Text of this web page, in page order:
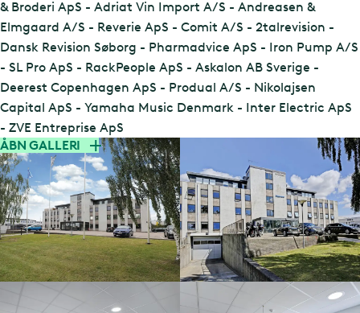
& Broderi ApS - Adriat Vin Import A/S - Andreasen &
Elmgaard A/S - Reverie ApS - Comit A/S - 2talrevision -
Dansk Revision Søborg - Pharmadvice ApS - Iron Pump A/S
- SL Pro ApS - RackPeople ApS - Askalon AB Sverige -
Deerest Copenhagen ApS - Produal A/S - Nikolajsen
Capital ApS - Yamaha Music Denmark - Inter Electric ApS
- ZVE Entreprise ApS
ÅBN GALLERI